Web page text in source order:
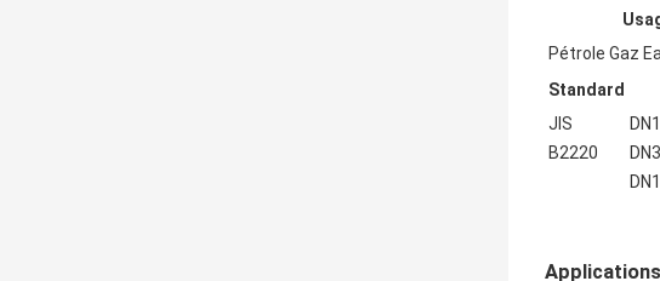
Pétrole Gaz
Standard
JIS
B2220